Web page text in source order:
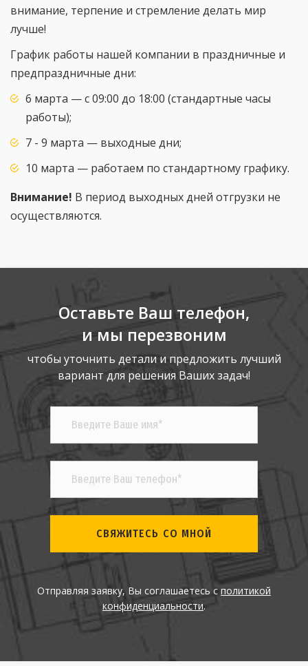
внимание, терпение и стремление делать мир
лучше!
График работы нашей компании в праздничные и
предпраздничные дни:
6 марта — с 09:00 до 18:00 (стандартные часы
работы);
7 - 9 марта — выходные дни;
10 марта — работаем по стандартному графику.
Внимание! В период выходных дней отгрузки не
осуществляются.
Оставьте Ваш телефон,
и мы перезвоним
чтобы уточнить детали и предложить лучший
вариант для решения Ваших задач!
СВЯЖИТЕСЬ СО МНОЙ
Отправляя заявку, Вы соглашаетесь сполитикой
конфиденциальности.